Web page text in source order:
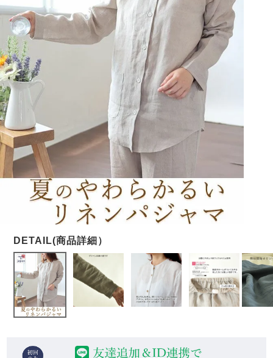
メンズパジャマ
春 夏 秋
ガールズパジャマ
サッカー/ちぢみ 楊
ニット/ストレッチ 起毛/フランネル
柄物
売れ筋ランキング
体型別におすすめパジ
年齢別におすすめパジ
ャマ
ルームウェア
インナーウェア 生活雑貨 カタログギフト
売れ筋ランキング
- Item Ranking -
- New Arrival -
目的別でさがす一覧はこちら
作務衣 胸がすけない
羽織・バスロ
上着単品
ズボン単品
すべてのメン
ズ
パジャマ
長袖 半袖
前開き かぶり スリーパー
上着単品
会社概要 お買い物ガイド 安心の日本製
SDGsの取り組み